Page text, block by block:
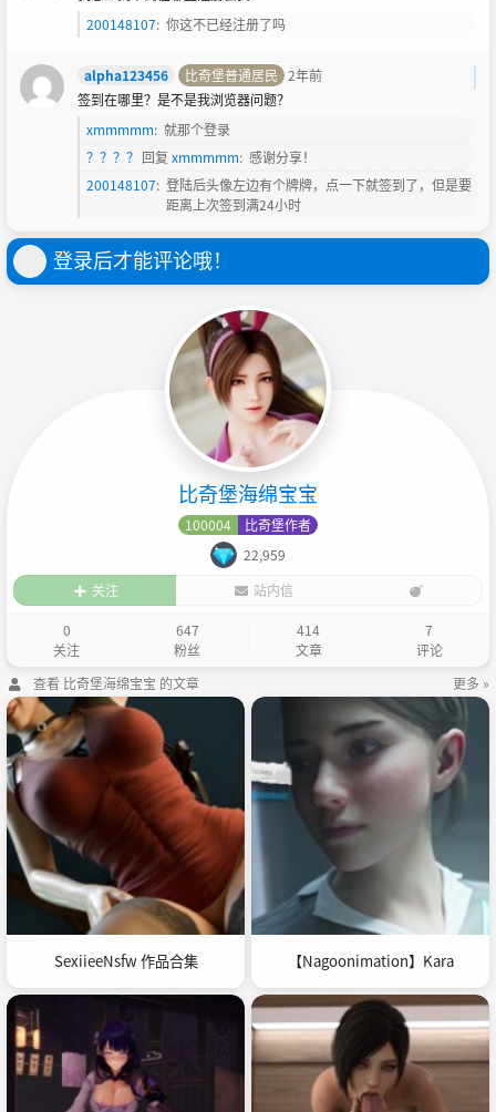
200148107: 你这不已经注册了吗
alpha123456 比奇堡普通居民 2年前
签到在哪里？是不是我浏览器问题？
xmmmmm: 就那个登录
？？？？ 回复 xmmmmm: 感谢分享！
200148107: 登陆后头像左边有个牌牌，点一下就签到了，但是要
距离上次签到满24小时
登录后才能评论哦！
比奇堡海绵宝宝
100004
比奇堡作者
22,959
关注
站内信
0
关注
647
粉丝
414
文章
7
评论
查看 比奇堡海绵宝宝 的文章
更多 »
SexiieeNsfw 作品合集 【Nagoonimation】Kara